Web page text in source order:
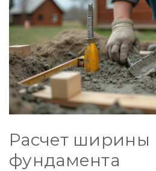
Расчет ширины
фундамента